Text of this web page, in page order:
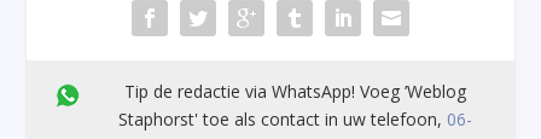
Tip de redactie via WhatsApp! Voeg ’Weblog
Staphorst' toe als contact in uw telefoon, 06-